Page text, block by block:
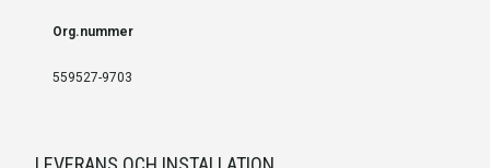
Org.nummer
559527-9703